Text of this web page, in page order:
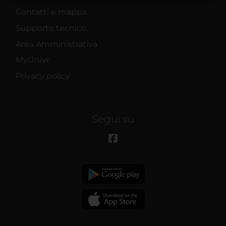
Contatti e mappa
Supporto tecnico
Area Amministrativa
MyUnivr
Privacy policy
Segui su